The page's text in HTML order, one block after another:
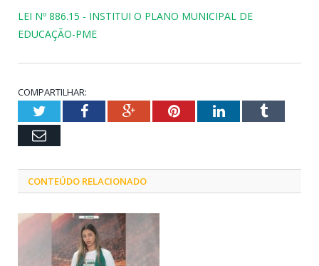
LEI Nº 886.15 - INSTITUI O PLANO MUNICIPAL DE
EDUCAÇÃO-PME
COMPARTILHAR:
TwitterFacebookGoogle+PinterestLinkedInTumblr
Email
CONTEÚDO RELACIONADO